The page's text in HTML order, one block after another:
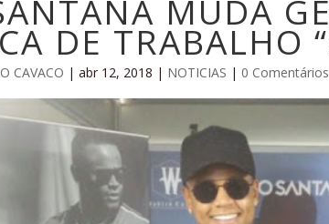
MUDA
DE TRABALHO
CAVACO |abr 12, 2018 | NOTICIAS | 0 Comentários